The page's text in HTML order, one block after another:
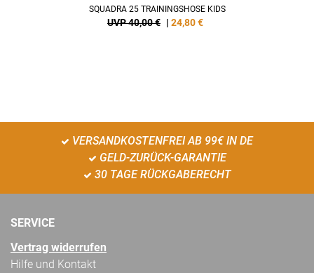
SQUADRA 25 TRAININGSHOSE KIDS
UVP 40,00 € | 24,80€
VERSANDKOSTENFREI AB 99€ IN DE
GELD-ZURÜCK-GARANTIE
30 TAGE RÜCKGABERECHT
SERVICE
Vertrag widerrufen
Hilfe und Kontakt